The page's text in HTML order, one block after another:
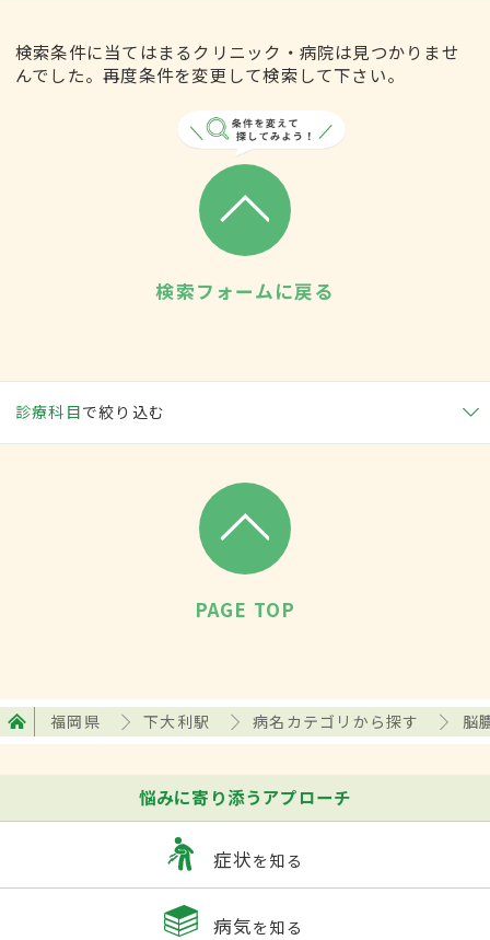
検索条件に当てはまるクリニック・病院は見つかりませ
んでした。再度条件を変更して検索して下さい。
検索フォームに戻る
診療科目で絞り込む
PAGE TOP
福岡県 下大利駅 病名カテゴリから探す 脳
悩みに寄り添うアプローチ
症状を知る
病気を知る